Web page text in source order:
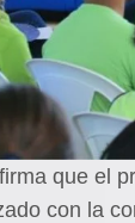
que el
con la